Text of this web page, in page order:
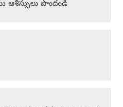
ఆశీస్సులు పొందండి